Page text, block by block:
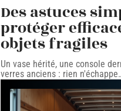
Des astuces
protéger
objets fragiles
Un vase hérité, une console
verres anciens : rien n'échappe